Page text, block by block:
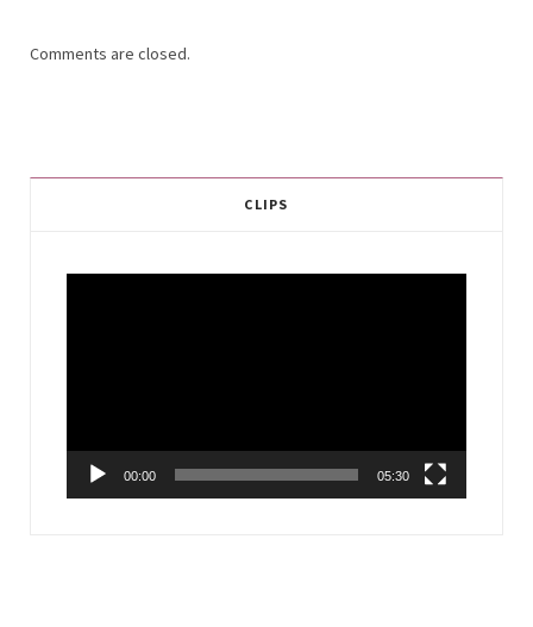
Comments are closed.
CLIPS
00:00 05:30